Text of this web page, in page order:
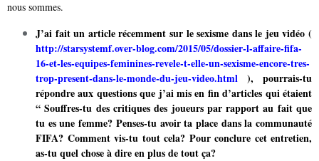
nous sommes.
J’ai fait un article récemment sur le sexisme dans le jeu vidéo (
http://starsystemf.over-blog.com/2015/05/dossier-l-affaire-fifa-
16-et-les-equipes-feminines-revele-t-elle-un-sexisme-encore-tres-
trop-present-dans-le-monde-du-jeu-video.html ), pourrais-tu
répondre aux questions que j’ai mis en fin d’articles qui étaient
“ Souffres-tu des critiques des joueurs par rapport au fait que
tu es une femme? Penses-tu avoir ta place dans la communauté
FIFA? Comment vis-tu tout cela? Pour conclure cet entretien,
as-tu quel chose à dire en plus de tout ça?